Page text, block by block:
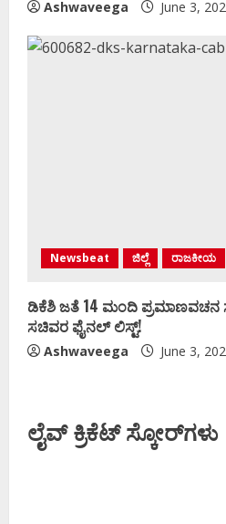
Ashwaveega June 3,
Newsbeat ಜಿಲ್ಲೆ ರಾಜಕೀಯ
ಡಿಕೆಶಿ ಜತೆ 14 ಮಂದಿ ಪ್ರಮಾಣವಚನ
ಸಚಿವರ ಫೈನಲ್ ಲಿಸ್ಟ್‌!
Ashwaveega June 3,
ಲೈವ್ ಕ್ರಿಕೆಟ್ ಸ್ಕೋರ್‌ಗಳು